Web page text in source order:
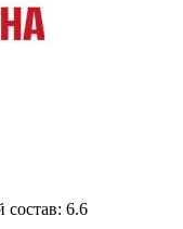
состав: 6.6